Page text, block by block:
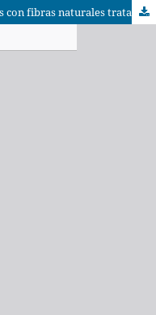
Compositos poliméricos reforzados con fibras naturales tratadas con plasma. Una revisión